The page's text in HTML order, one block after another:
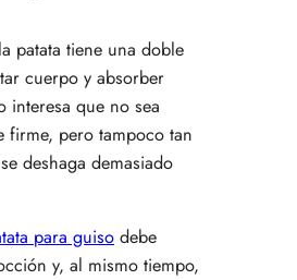
patata tiene una doble
cuerpo y absorber
interesa que no sea
firme, pero tampoco tan
deshaga demasiado
para guiso debe
y, al mismo tiempo,